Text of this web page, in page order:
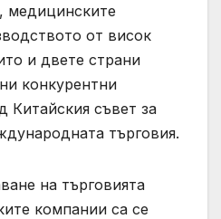
медицинските
от висок
и двете страни
конкурентни
Китайския съвет за
търговия.
на търговията
компании са се